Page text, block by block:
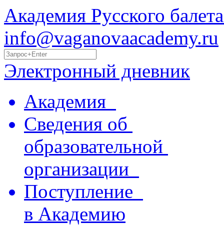
Академия Русского
info@vaganovaacademy.ru
Электронный дневник
Академия
Сведения об
образовательной
организации
Поступление
в Академию